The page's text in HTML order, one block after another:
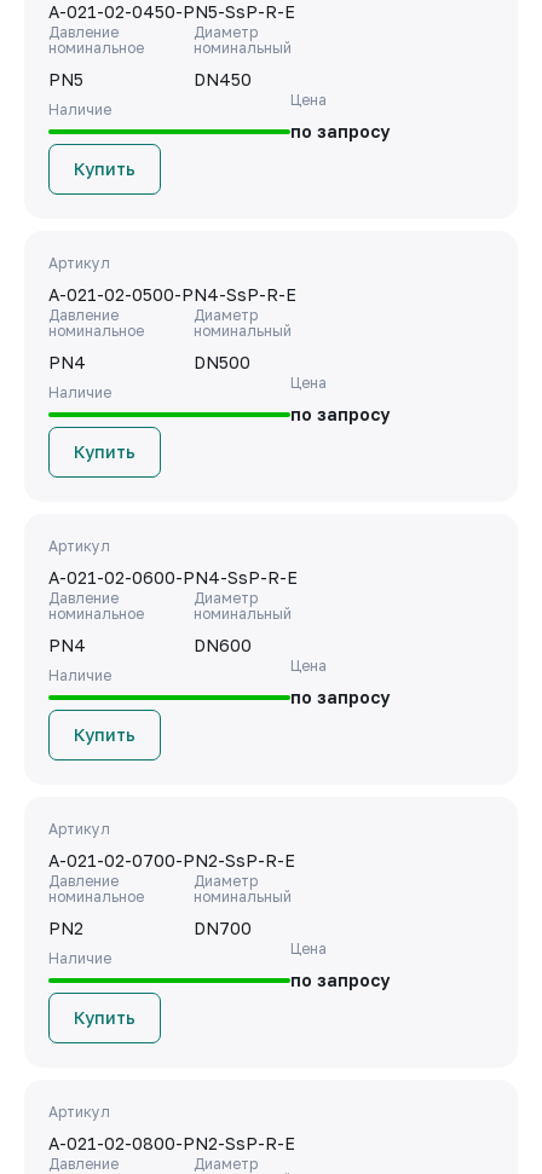
A-021-02-0450-PN5-SsP-R-E
Давление
номинальное
PN5
Диаметр
номинальный
DN450
Наличие
Цена
по запросу
Купить
Артикул
A-021-02-0500-PN4-SsP-R-E
Давление
номинальное
PN4
Диаметр
номинальный
DN500
Наличие
Цена
по запросу
Купить
Артикул
A-021-02-0600-PN4-SsP-R-E
Давление
номинальное
PN4
Диаметр
номинальный
DN600
Наличие
Цена
по запросу
Купить
Артикул
A-021-02-0700-PN2-SsP-R-E
Давление
номинальное
PN2
Диаметр
номинальный
DN700
Наличие
Цена
по запросу
Купить
Артикул
A-021-02-0800-PN2-SsP-R-E
Давление
Диаметр